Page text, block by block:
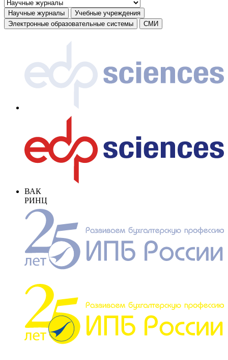
Научные журналы
Учебные учреждения
Электронные образовательные системы
СМИ
ВАК
РИНЦ